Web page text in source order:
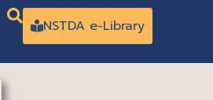
NSTDA e-Library